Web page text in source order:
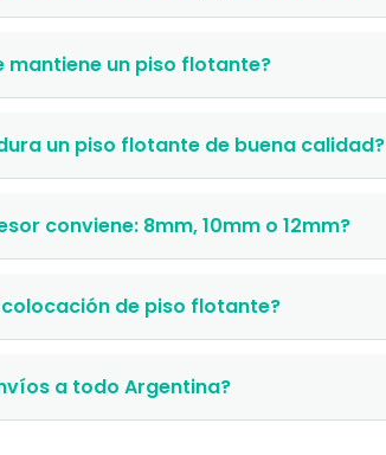
mantiene un piso flotante?
un piso flotante de buena calidad?
conviene: 8mm, 10mm o 12mm?
de piso flotante?
a todo Argentina?